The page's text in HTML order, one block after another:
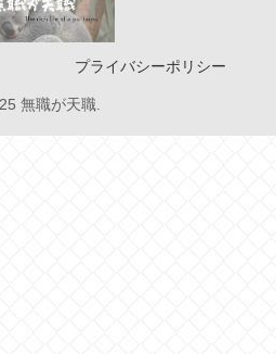
プライバシーポリシー
無職が天職.